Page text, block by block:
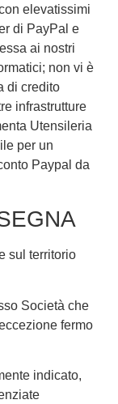
elevatissimi
di PayPal e
ai nostri
non vi è
di credito
infrastrutture
Utensileria
per un
Paypal da
sul territorio
Società che
fermo
indicato,